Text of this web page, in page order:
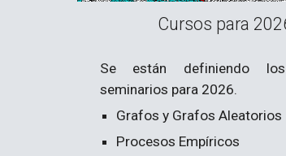
Cursos para
Se están definiendo
seminarios para 2026.
Grafos y Grafos Aleatorios
Procesos Empíricos